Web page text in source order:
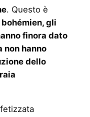
. Questo è
bohémien, gli
finora dato
non hanno
dello